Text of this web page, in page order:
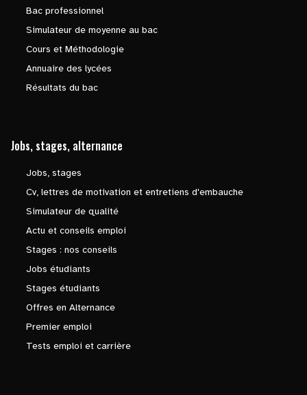
Bac professionnel
Simulateur de moyenne au bac
Cours et Méthodologie
Annuaire des lycées
Résultats du bac
Jobs, stages, alternance
Jobs, stages
Cv, lettres de motivation et entretiens d'embauche
Simulateur de qualité
Actu et conseils emploi
Stages : nos conseils
Jobs étudiants
Stages étudiants
Offres en Alternance
Premier emploi
Tests emploi et carrière